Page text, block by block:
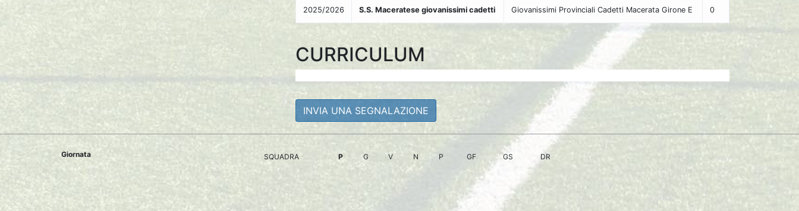
2025/2026 S.S. Maceratese giovanissimi cadetti Giovanissimi Provinciali Cadetti Macerata Girone E 0
CURRICULUM
INVIA UNA SEGNALAZIONE
Giornata SQUADRA P G V N P GF GS DR